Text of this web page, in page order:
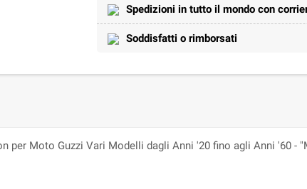
Spedizioni in tutto il mondo con
Soddisfatti o rimborsati
per Moto Guzzi Vari Modelli dagli Anni '20 fino agli Anni '60 -